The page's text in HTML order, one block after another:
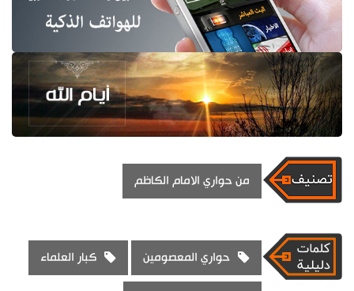
من حواري الامام الكاظم
حواري المعصومين كبار العلماء